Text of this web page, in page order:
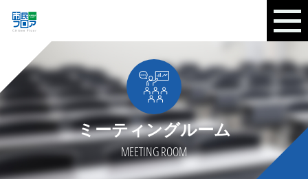
ミーティングルーム
MEETING ROOM